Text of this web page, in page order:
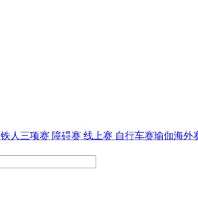
铁人三项赛 障碍赛 线上赛 自行车赛瑜伽海外